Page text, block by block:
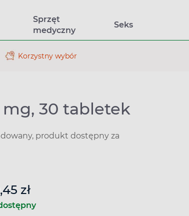
Sprzęt
medyczny
Seks
Korzystny wybór
mg, 30 tabletek
produkt dostępny za
zł